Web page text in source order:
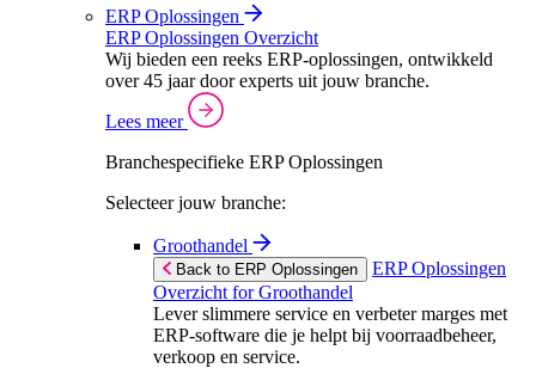
ERP Oplossingen
ERP Oplossingen Overzicht
Wij bieden een reeks ERP-oplossingen, ontwikkeld
over 45 jaar door experts uit jouw branche.
Lees meer
Branchespecifieke ERP Oplossingen
Selecteer jouw branche:
Groothandel
Back to ERP Oplossingen
ERP Oplossingen
Overzicht for Groothandel
Lever slimmere service en verbeter marges met
ERP-software die je helpt bij voorraadbeheer,
verkoop en service.